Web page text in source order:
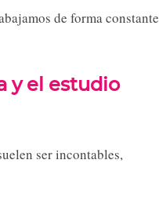
de forma constante
y el estudio
ser incontables,